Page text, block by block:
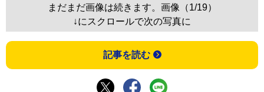
まだまだ画像は続きます。画像（1/19）
↓にスクロールで次の写真に
記事を読む